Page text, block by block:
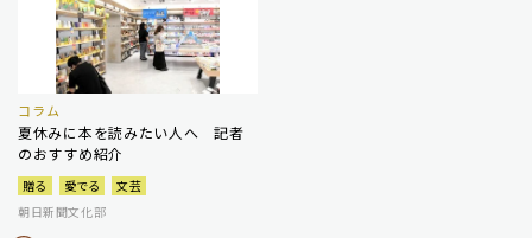
コラム
夏休みに本を読みたい人へ 記者
のおすすめ紹介
贈る 愛でる
文芸
朝日新聞文化部